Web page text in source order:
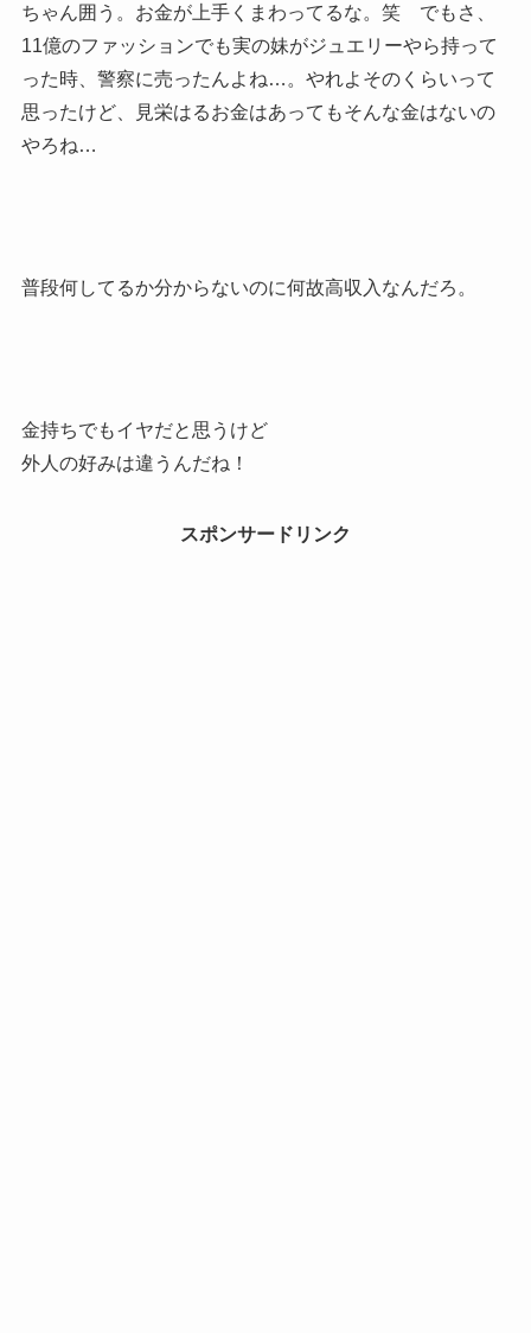
ちゃん囲う。お金が上手くまわってるな。笑 でもさ、
11億のファッションでも実の妹がジュエリーやら持って
った時、警察に売ったんよね…。やれよそのくらいって
思ったけど、見栄はるお金はあってもそんな金はないの
やろね…
普段何してるか分からないのに何故高収入なんだろ。
金持ちでもイヤだと思うけど
外人の好みは違うんだね！
スポンサードリンク